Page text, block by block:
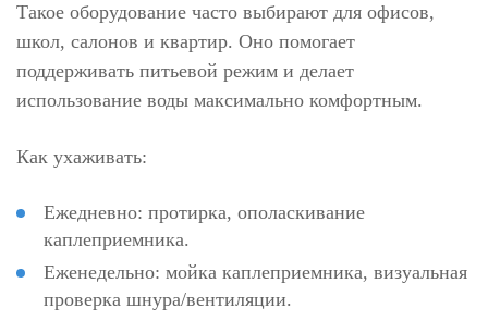
Такое оборудование часто выбирают для офисов,
школ, салонов и квартир. Оно помогает
поддерживать питьевой режим и делает
использование воды максимально комфортным.
Как ухаживать:
Ежедневно: протирка, ополаскивание
каплеприемника.
Еженедельно: мойка каплеприемника, визуальная
проверка шнура/вентиляции.